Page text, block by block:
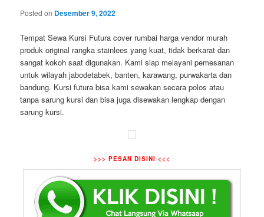
Posted on Desember 9, 2022
Tempat Sewa Kursi Futura cover rumbai harga vendor murah
produk original rangka stainlees yang kuat, tidak berkarat dan
sangat kokoh saat digunakan. Kami siap melayani pemesanan
untuk wilayah jabodetabek, banten, karawang, purwakarta dan
bandung. Kursi futura bisa kami sewakan secara polos atau
tanpa sarung kursi dan bisa juga disewakan lengkap dengan
sarung kursi.
>>> PESAN DISINI <<<